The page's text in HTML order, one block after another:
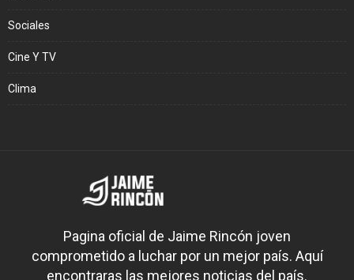
Sociales
Cine Y TV
Clima
Pagina oficial de Jaime Rincón joven
comprometido a luchar por un mejor país. Aquí
encontraras las mejores noticias del país.